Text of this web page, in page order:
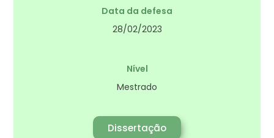
Data da defesa
28/02/2023
Nível
Mestrado
Dissertação